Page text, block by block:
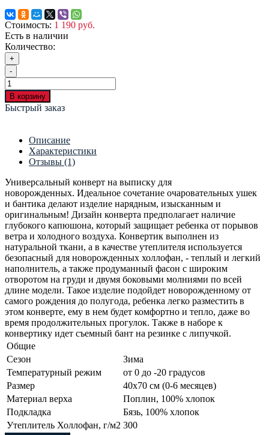
Стоимость: 1 190 руб.
Есть в наличии
Количество:
+
-
В корзину
Быстрый заказ
Описание
Характеристики
Отзывы (1)
Универсальный конверт на выписку для
новорожденных. Идеальное сочетание очаровательных ушек
и бантика делают изделие нарядным, изысканным и
оригинальным! Дизайн конверта предполагает наличие
глубокого капюшона, который защищает ребенка от порывов
ветра и холодного воздуха. Конвертик выполнен из
натуральной ткани, а в качестве утеплителя используется
безопасный для новорожденных холлофан, - теплый и легкий
наполнитель, а также продуманный фасон с широким
отворотом на груди и двумя боковыми молниями по всей
длине модели. Такое изделие подойдет новорожденному от
самого рождения до полугода, ребенка легко разместить в
этом конверте, ему в нем будет комфортно и тепло, даже во
время продолжительных прогулок. Также в наборе к
конвертику идет съемный бант на резинке с липучкой.
Общие
Сезон
Зима
Температурный режим
от 0 до -20 градусов
Размер
40х70 см (0-6 месяцев)
Материал верха
Поплин, 100% хлопок
Подкладка
Бязь, 100% хлопок
Утеплитель Холлофан, г/м2 300